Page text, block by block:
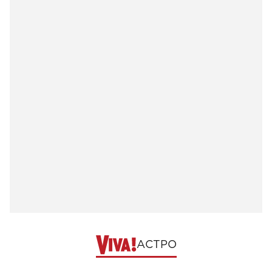
АСТРО